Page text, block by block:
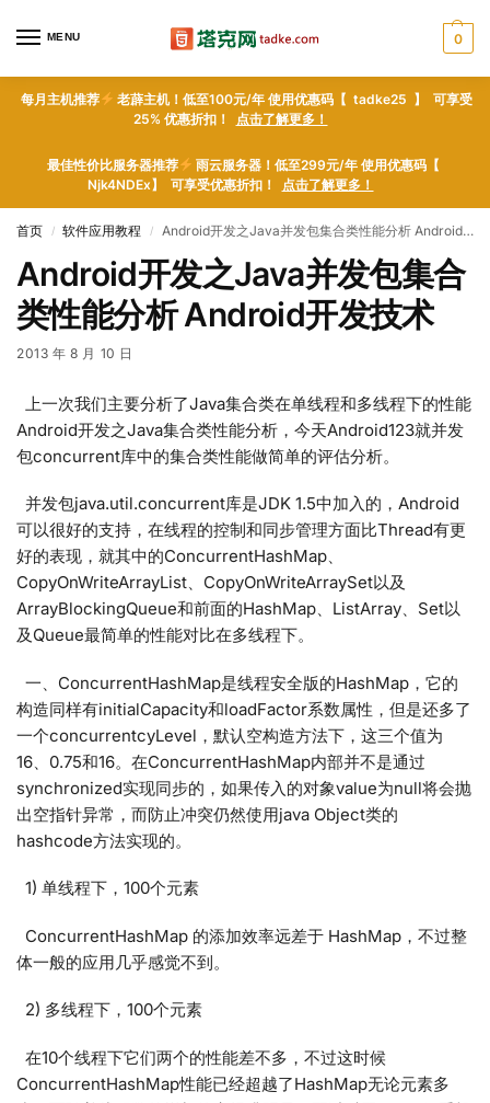
MENU 0
每月主机推荐
老薜主机！低至100元/年 使用优惠码【 tadke25 】 可享受
25% 优惠折扣！ 点击了解更多！
最佳性价比服务器推荐
雨云服务器！低至299元/年 使用优惠码【
Njk4NDEx】 可享受优惠折扣！ 点击了解更多！
首页 / 软件应用教程 / Android开发之Java并发包集合类性能分析 Android开发技术
Android开发之Java并发包集合
类性能分析 Android开发技术
2013 年 8 月 10 日
上一次我们主要分析了Java集合类在单线程和多线程下的性能
Android开发之Java集合类性能分析，今天Android123就并发
包concurrent库中的集合类性能做简单的评估分析。
并发包java.util.concurrent库是JDK 1.5中加入的，Android
可以很好的支持，在线程的控制和同步管理方面比Thread有更
好的表现，就其中的ConcurrentHashMap、
CopyOnWriteArrayList、CopyOnWriteArraySet以及
ArrayBlockingQueue和前面的HashMap、ListArray、Set以
及Queue最简单的性能对比在多线程下。
一、ConcurrentHashMap是线程安全版的HashMap，它的
构造同样有initialCapacity和loadFactor系数属性，但是还多了
一个concurrentcyLevel，默认空构造方法下，这三个值为
16、0.75和16。在ConcurrentHashMap内部并不是通过
synchronized实现同步的，如果传入的对象value为null将会抛
出空指针异常，而防止冲突仍然使用java Object类的
hashcode方法实现的。
1) 单线程下，100个元素
ConcurrentHashMap 的添加效率远差于 HashMap，不过整
体一般的应用几乎感觉不到。
2) 多线程下，100个元素
在10个线程下它们两个的性能差不多，不过这时候
ConcurrentHashMap性能已经超越了HashMap无论元素多